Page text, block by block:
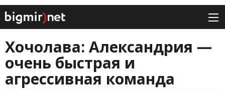
Хочолава: Александрия —
очень быстрая и
агрессивная команда